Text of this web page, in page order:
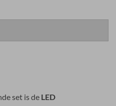
set is de LED